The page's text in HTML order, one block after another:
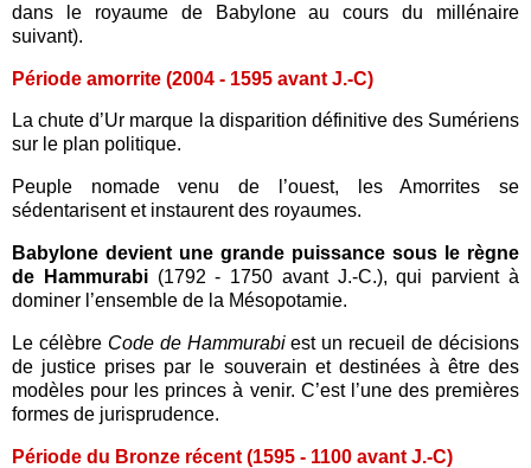
dans le royaume de Babylone au cours du millénaire
suivant).
Période amorrite (2004 - 1595 avant J.-C)
La chute d’Ur marque la disparition définitive des Sumériens
sur le plan politique.
Peuple nomade venu de l’ouest, les Amorrites se
sédentarisent et instaurent des royaumes.
Babylone devient une grande puissance sous le règne
de Hammurabi(1792 - 1750 avant J.-C.), qui parvient à
dominer l’ensemble de la Mésopotamie.
Le célèbre Code de Hammurabiest un recueil de décisions
de justice prises par le souverain et destinées à être des
modèles pour les princes à venir. C’est l’une des premières
formes de jurisprudence.
Période du Bronze récent (1595 - 1100 avant J.-C)